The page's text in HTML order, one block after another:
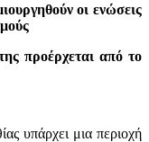
οι ενώσεις
προέρχεται από το
υπάρχει μια περιοχή